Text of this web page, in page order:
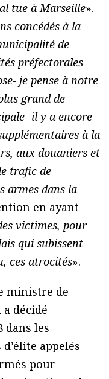
tue à Marseille».
concédés à la
de
préfectorales
je pense à notre
grand de
il y a encore
à la
aux douaniers et
trafic de
armes dans la
en ayant
victimes, pour
qui subissent
ces atrocités».
ministre de
décidé
dans les
appelés
pour